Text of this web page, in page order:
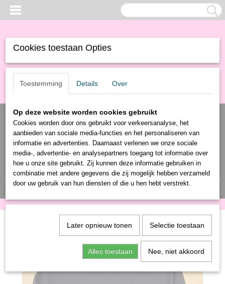
Inloggen Registreren
UW WINKELWAGEN
(0)
Home
Cookies toestaan Opties
Toestemming Details Over
Op deze website worden cookies gebruikt
Cookies worden door ons gebruikt voor verkeersanalyse, het
aanbieden van sociale media-functies en het personaliseren van
informatie en advertenties. Daarnaast verlenen we onze sociale
media-, advertentie- en analysepartners toegang tot informatie over
hoe u onze site gebruikt. Zij kunnen deze informatie gebruiken in
combinatie met andere gegevens die zij mogelijk hebben verzameld
door uw gebruik van hun diensten of die u hen hebt verstrekt.
Later opnieuw tonen Selectie toestaan
Alles toestaan Nee, niet akkoord